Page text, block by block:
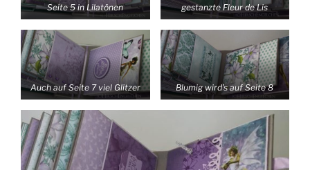
Seite 5 in Lilatönen
gestanzte Fleur de Lis
Auch auf Seite 7 viel Glitzer Blumig wird’s auf Seite 8